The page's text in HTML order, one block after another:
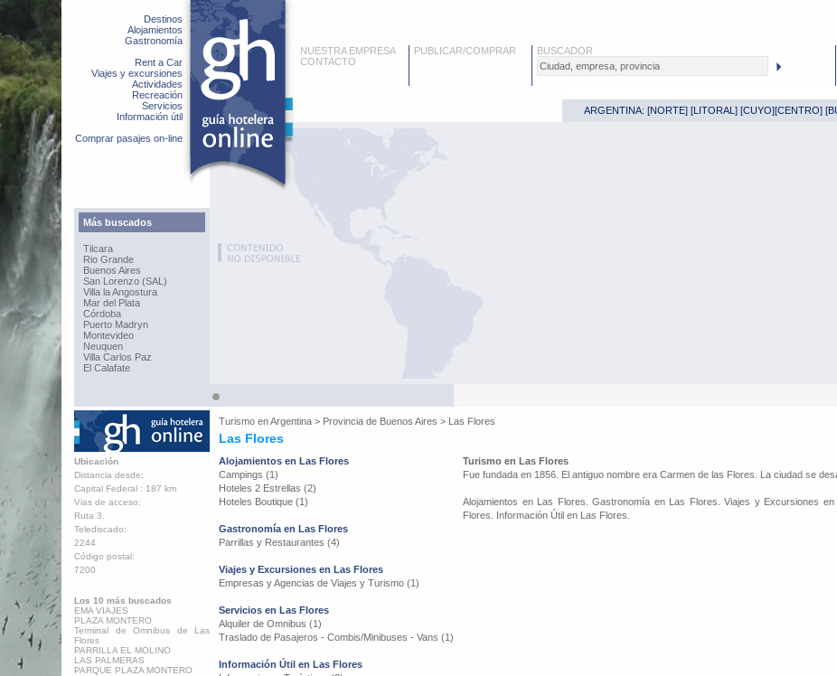
Destinos
Alojamientos
Gastronomía
Rent a Car
Viajes y excursiones
Actividades
Recreación
Servicios
Información útil
Comprar pasajes on-line
Más buscados
Tilcara
Rio Grande
Buenos Aires
San Lorenzo (SAL)
Villa la Angostura
Mar del Plata
Córdoba
Puerto Madryn
Montevideo
Neuquen
Villa Carlos Paz
El Calafate
NUESTRA EMPRESA
CONTACTO
PUBLICAR/COMPRAR BUSCADOR
ARGENTINA: [NORTE] [LITORAL ] [CUYO][CENTRO] [
Turismo enArgentina > Provincia de Buenos Aires > Las Flores
Las Flores
Ubicación
Distancia desde:
Capital Federal : 187 km
Vias de acceso:
Ruta 3.
Telediscado:
2244
Código postal:
7200
Los 10 más buscados
EMA VIAJES
PLAZA MONTERO
Terminal de Omnibus de Las
Flores
PARRILLA EL MOLINO
LAS PALMERAS
PARQUE PLAZA MONTERO
Alojamientos en Las Flores
Campings (1)
Hoteles 2 Estrellas (2)
Hoteles Boutique (1)
Gastronomía en Las Flores
Parrillas y Restaurantes (4)
Viajes y Excursiones en Las Flores
Empresas y Agencias de Viajes y Turismo (1)
Servicios en Las Flores
Alquiler de Omnibus (1)
Traslado de Pasajeros - Combis/Minibuses - Vans (1)
Información Útil en Las Flores
Turismo en Las Flores
Fue fundada en 1856. El antiguo nombre era Carmen de las Flores. La ciudad se
Alojamientos en Las Flores. Gastronomía en Las Flores. Viajes y Excursiones
Flores. Información Útil en Las Flores.